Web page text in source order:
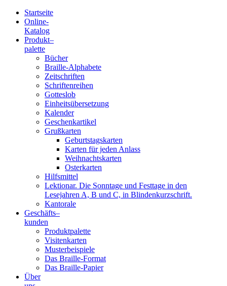
Blindenschrift-
Verlag
Druckerei
gGmbH
Startseite
Online-
Katalog
Produkt–
palette
Bücher
Braille-Alphabete
Zeitschriften
Schriftenreihen
Gotteslob
Einheitsübersetzung
Kalender
Geschenkartikel
Grußkarten
Geburtstagskarten
Karten für jeden Anlass
Weihnachtskarten
Osterkarten
Hilfsmittel
Lektionar. Die Sonntage und Festtage in den
Lesejahren A, B und C, in Blindenkurzschrift.
Kantorale
Geschäfts­–
kunden
Produktpalette
Visitenkarten
Musterbeispiele
Das Braille-Format
Das Braille-Papier
Über